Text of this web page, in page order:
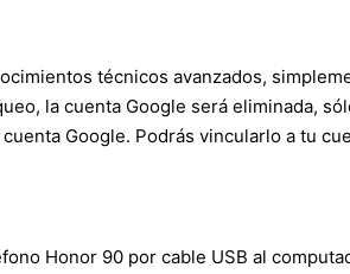
técnicos avanzados,
la cuenta Google será eliminada,
Google. Podrás vincularlo a tu
Honor 90 por cable USB al